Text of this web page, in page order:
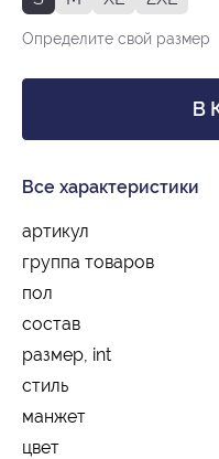
Определите свой размер
В
Все характеристики
артикул
группа товаров
пол
состав
размер, int
стиль
манжет
цвет